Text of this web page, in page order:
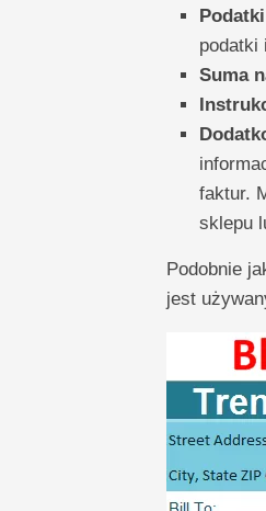
podatki
Suma
faktur.
sklepu
Podobnie
jest